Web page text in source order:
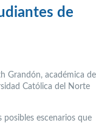
de
Grandón, académica de
Católica del Norte
posibles escenarios que